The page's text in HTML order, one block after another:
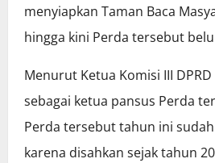
menyiapkan Taman Baca
hingga kini Perda tersebut
Menurut Ketua Komisi III
sebagai ketua pansus Perda
Perda tersebut tahun ini
karena disahkan sejak tahun